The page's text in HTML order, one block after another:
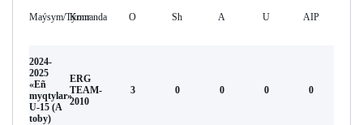
Maýsym/TýrnırKomanda O Sh А U AIP
2024-
2025
«Eñ
myqtylar»
U-15 (A
toby)
ERG
TEAM-
2010
3 0 0 0 0